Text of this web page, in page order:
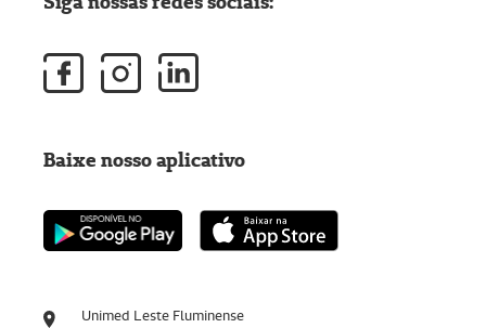
Unimed Leste Fluminense
Baixe nosso aplicativo